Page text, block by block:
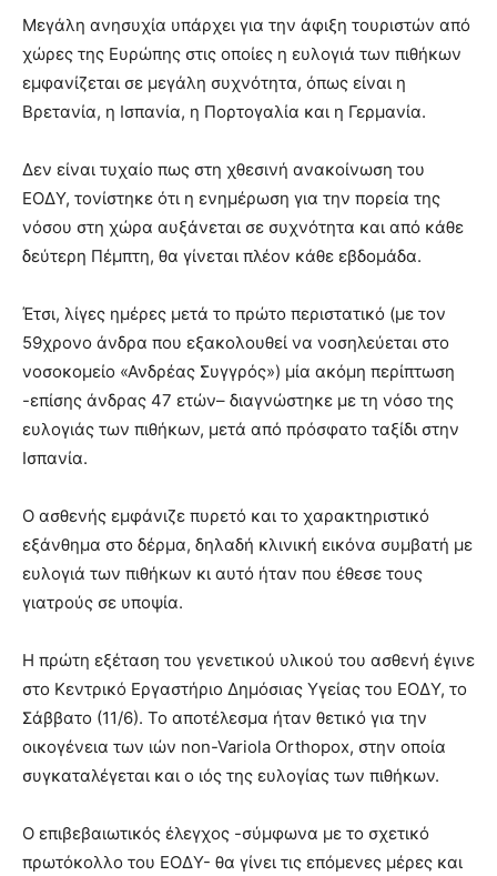
Μεγάλη ανησυχία υπάρχει για την άφιξη τουριστών από
χώρες της Ευρώπης στις οποίες η ευλογιά των πιθήκων
εμφανίζεται σε μεγάλη συχνότητα, όπως είναι η
Βρετανία, η Ισπανία, η Πορτογαλία και η Γερμανία.
Δεν είναι τυχαίο πως στη χθεσινή ανακοίνωση του
ΕΟΔΥ, τονίστηκε ότι η ενημέρωση για την πορεία της
νόσου στη χώρα αυξάνεται σε συχνότητα και από κάθε
δεύτερη Πέμπτη, θα γίνεται πλέον κάθε εβδομάδα.
Έτσι, λίγες ημέρες μετά το πρώτο περιστατικό (με τον
59χρονο άνδρα που εξακολουθεί να νοσηλεύεται στο
νοσοκομείο «Ανδρέας Συγγρός») μία ακόμη περίπτωση
-επίσης άνδρας 47 ετών– διαγνώστηκε με τη νόσο της
ευλογιάς των πιθήκων, μετά από πρόσφατο ταξίδι στην
Ισπανία.
Ο ασθενής εμφάνιζε πυρετό και το χαρακτηριστικό
εξάνθημα στο δέρμα, δηλαδή κλινική εικόνα συμβατή με
ευλογιά των πιθήκων κι αυτό ήταν που έθεσε τους
γιατρούς σε υποψία.
Η πρώτη εξέταση του γενετικού υλικού του ασθενή έγινε
στο Κεντρικό Εργαστήριο Δημόσιας Υγείας του ΕΟΔΥ, το
Σάββατο (11/6). Το αποτέλεσμα ήταν θετικό για την
οικογένεια των ιών non-Variola Orthopox, στην οποία
συγκαταλέγεται και ο ιός της ευλογίας των πιθήκων.
Ο επιβεβαιωτικός έλεγχος -σύμφωνα με το σχετικό
πρωτόκολλο του ΕΟΔΥ- θα γίνει τις επόμενες μέρες και